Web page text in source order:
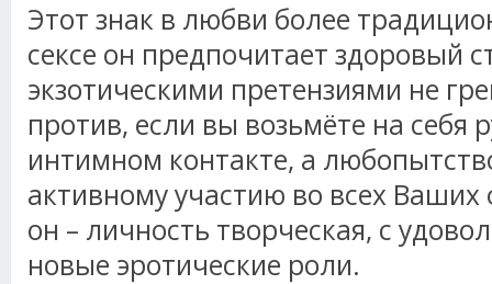
Этот знак в любви более
сексе он предпочитает здоровый
экзотическими претензиями не
против, если вы возьмёте на себя
интимном контакте, а
активному участию во всех Ваших
он – личность творческая, с
новые эротические роли.